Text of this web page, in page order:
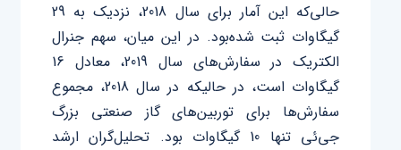
حالی‌که این آمار برای سال 2018، نزدیک به 29
گیگاوات ثبت شده‌بود. در این میان، سهم جنرال
‌الکتریک در سفارش‌های سال 2019، معادل 16
گیگاوات است، در حالیکه در سال 2018، مجموع
سفارش‌ها برای توربین‌های گاز صنعتی بزرگ
جی‌ئی تنها 10 گیگاوات بود. تحلیل‌گران ارشد